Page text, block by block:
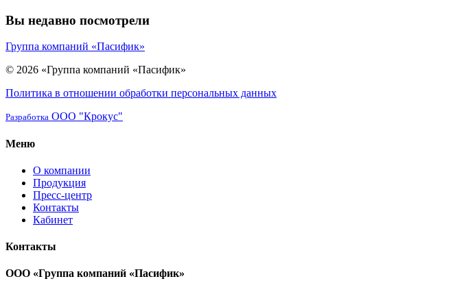
Вы недавно посмотрели
Группа компаний «Пасифик»
© 2026 «Группа компаний «Пасифик»
Политика в отношении обработки персональных данных
Разработка ООО "Крокус"
Меню
О компании
Продукция
Пресс-центр
Контакты
Кабинет
Контакты
ООО «Группа компаний «Пасифик»